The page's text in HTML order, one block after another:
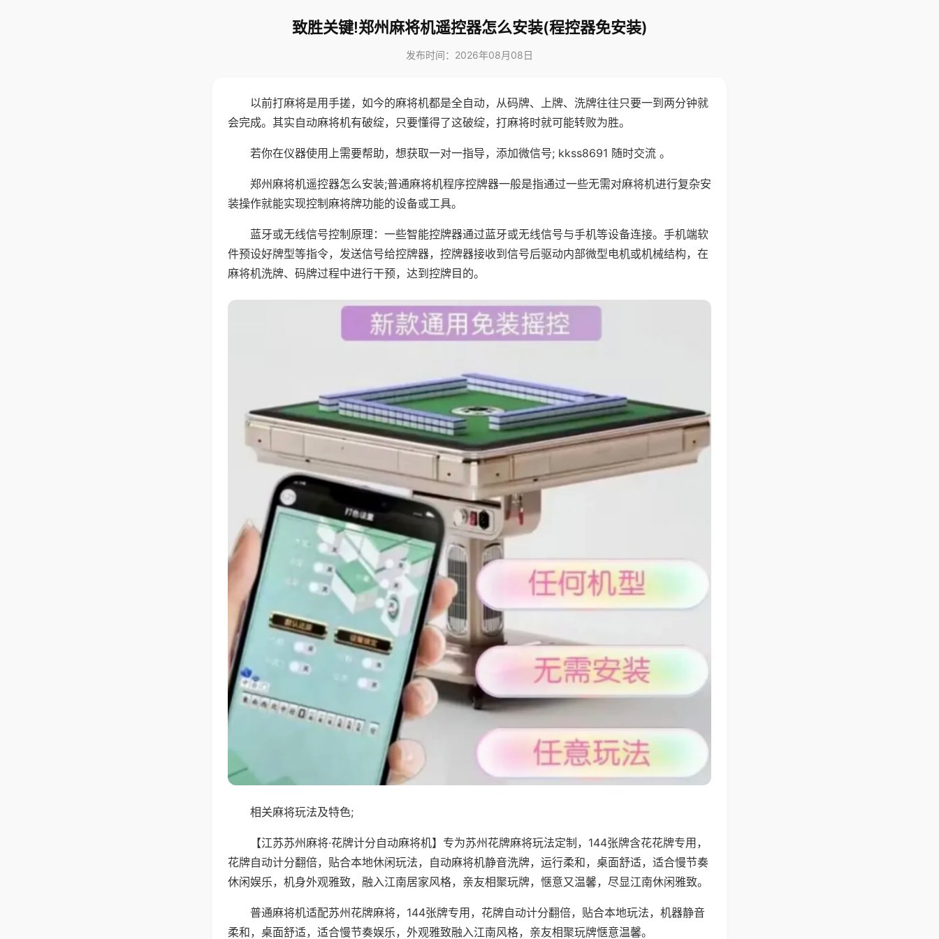
致胜关键!郑州麻将机遥控器怎么安装(程控器免安装)
发布时间：2026年08月08日
以前打麻将是用手搓，如今的麻将机都是全自动，从码牌、上牌、洗牌往往只要一到两分钟就
会完成。其实自动麻将机有破绽，只要懂得了这破绽，打麻将时就可能转败为胜。
若你在仪器使用上需要帮助，想获取一对一指导，添加微信号; kkss8691 随时交流 。
郑州麻将机遥控器怎么安装;普通麻将机程序控牌器一般是指通过一些无需对麻将机进行复杂安
装操作就能实现控制麻将牌功能的设备或工具。
蓝牙或无线信号控制原理：一些智能控牌器通过蓝牙或无线信号与手机等设备连接。手机端软
件预设好牌型等指令，发送信号给控牌器，控牌器接收到信号后驱动内部微型电机或机械结构，在
麻将机洗牌、码牌过程中进行干预，达到控牌目的。
相关麻将玩法及特色;
【江苏苏州麻将·花牌计分自动麻将机】专为苏州花牌麻将玩法定制，144张牌含花花牌专用，
花牌自动计分翻倍，贴合本地休闲玩法，自动麻将机静音洗牌，运行柔和，桌面舒适，适合慢节奏
休闲娱乐，机身外观雅致，融入江南居家风格，亲友相聚玩牌，惬意又温馨，尽显江南休闲雅致。
普通麻将机适配苏州花牌麻将，144张牌专用，花牌自动计分翻倍，贴合本地玩法，机器静音
柔和，桌面舒适，适合慢节奏娱乐，外观雅致融入江南风格，亲友相聚玩牌惬意温馨。